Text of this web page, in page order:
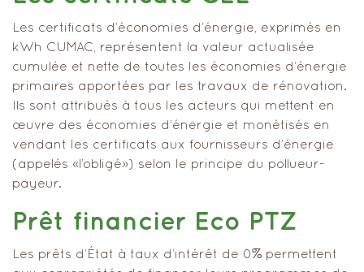
Les certificats d’économies d’énergie, exprimés en
kWh CUMAC, représentent la valeur actualisée
cumulée et nette de toutes les économies d’énergie
primaires apportées par les travaux de rénovation.
Ils sont attribués à tous les acteurs qui mettent en
œuvre des économies d’énergie et monétisés en
vendant les certificats aux fournisseurs d’énergie
(appelés «l’obligé») selon le principe du pollueur-
payeur.
Prêt financier Eco PTZ
Les prêts d’État à taux d’intérêt de 0% permettent